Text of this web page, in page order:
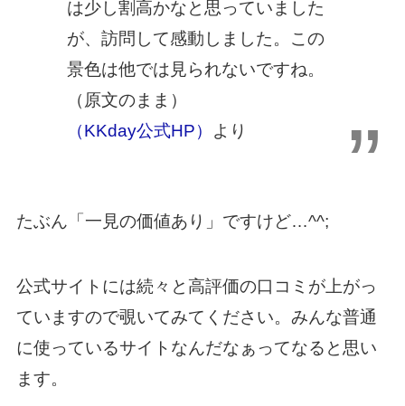
は少し割高かなと思っていました
が、訪問して感動しました。この
景色は他では見られないですね。
（原文のまま）
（KKday公式HP） より
たぶん「一見の価値あり」ですけど…^^;
公式サイトには続々と高評価の口コミが上がっ
ていますので覗いてみてください。みんな普通
に使っているサイトなんだなぁってなると思い
ます。